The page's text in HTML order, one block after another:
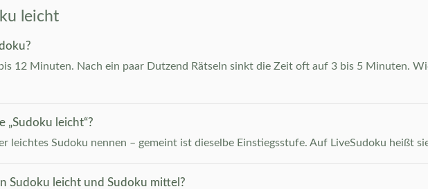
leicht
12 Minuten. Nach ein paar Dutzend Rätseln sinkt die Zeit oft auf 3 bis 5 Minuten.
„Sudoku leicht“?
leichtes Sudoku nennen – gemeint ist dieselbe Einstiegsstufe. Auf LiveSudoku heißt sie
Sudoku leicht und Sudoku mittel?